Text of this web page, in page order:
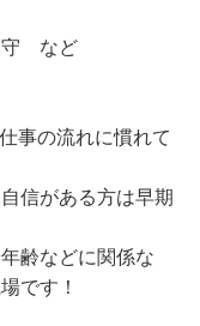
守 など
事の流れに慣れて
信がある方は早期
齢などに関係な
です！